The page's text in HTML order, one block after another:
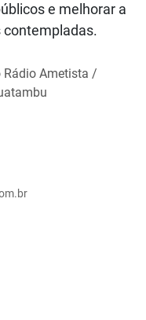
e melhorar a
contempladas.
Rádio Ametista /